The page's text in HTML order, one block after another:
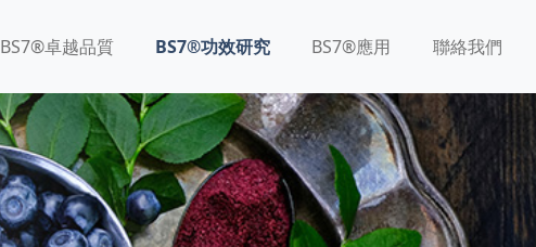
BS7®卓越品質 BS7®功效研究 BS7®應用 聯絡我們